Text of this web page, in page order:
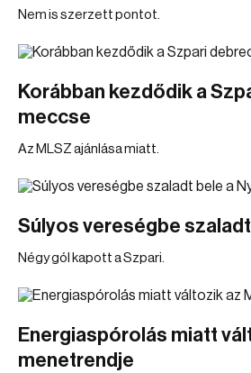
Nem is szerzett pontot.
Korábban kezdődik a
meccse
Az MLSZ ajánlása miatt.
Súlyos vereségbe
Négy gól kapott a Szpari.
Energiaspórolás miatt
menetrendje